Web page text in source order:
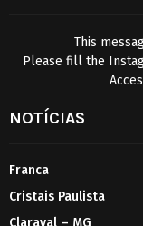
This
Please fill the
NOTÍCIAS
Franca
Cristais Paulista
Claraval – MG